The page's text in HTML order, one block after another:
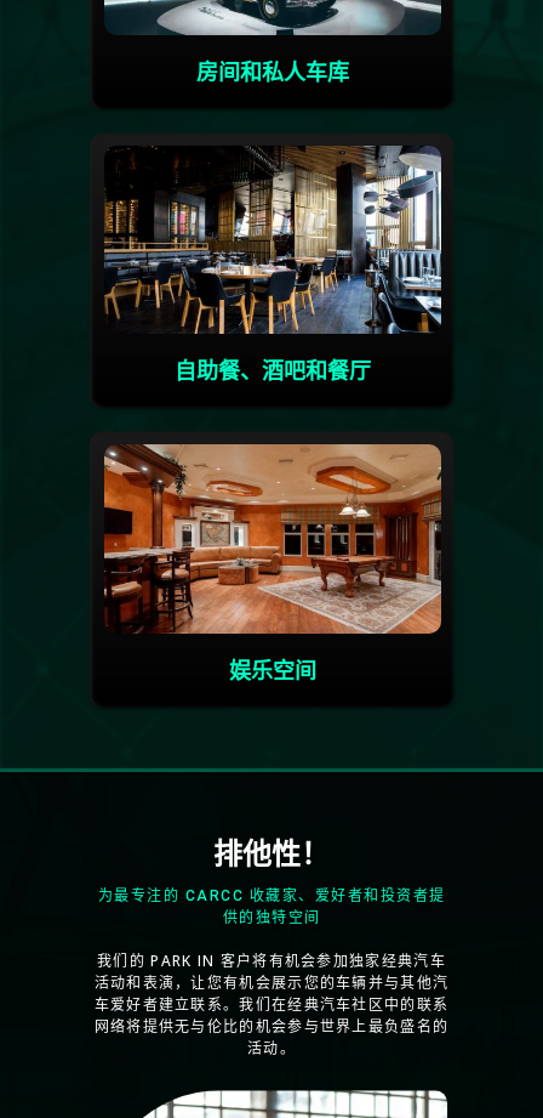
房间和私人车库
自助餐、酒吧和餐厅
娱乐空间
排他性！
为最专注的 CARCC 收藏家、爱好者和投资者提
供的独特空间
我们的 PARK IN 客户将有机会参加独家经典汽车
活动和表演，让您有机会展示您的车辆并与其他汽
车爱好者建立联系。我们在经典汽车社区中的联系
网络将提供无与伦比的机会参与世界上最负盛名的
活动。